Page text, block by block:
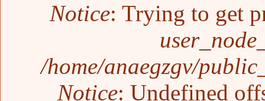
Notice: Trying to get
/home/anaegzgv/
Notice: Undefined